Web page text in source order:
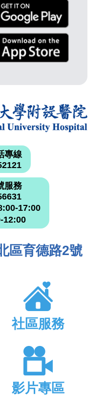
專線
服務
17:00
12:00
區育德路2號
社區服務
影片專區